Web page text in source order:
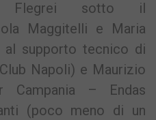
Flegrei sotto il
Maggitelli e Maria
al supporto tecnico di
Napoli) e Maurizio
Campania – Endas
(poco meno di un